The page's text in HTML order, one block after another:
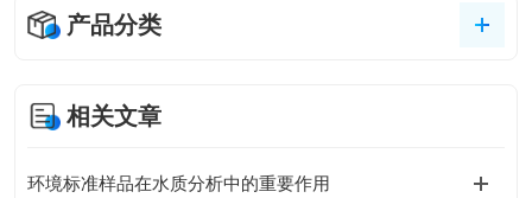
产品分类
相关文章
环境标准样品在水质分析中的重要作用